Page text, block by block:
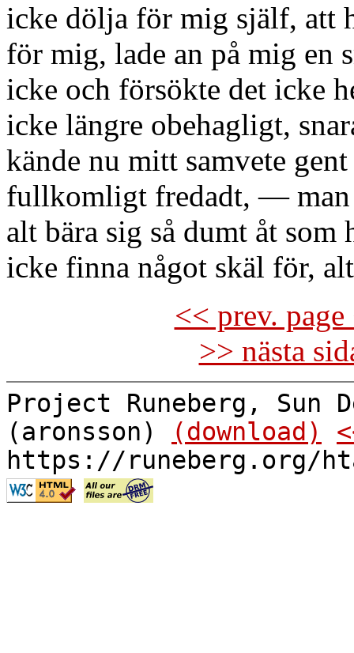
icke dölja för mig själf, att
för mig, lade an på mig en
icke och försökte det icke
icke längre obehagligt,
kände nu mitt samvete
fullkomligt fredadt, — man
alt bära sig så dumt åt
icke finna något skäl för,
<< prev.
>> nästa
Project Runeberg, Sun
(aronsson)
(download)
https://runeberg.org/